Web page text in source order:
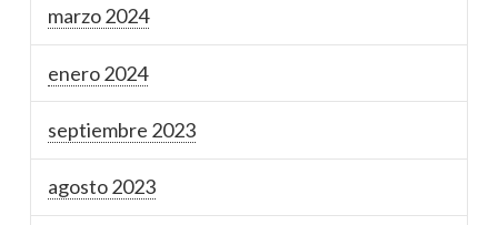
marzo 2024
enero 2024
septiembre 2023
agosto 2023